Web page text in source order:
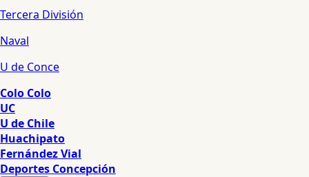
Tercera División
Naval
U de Conce
Colo Colo
UC
U de Chile
Huachipato
Fernández Vial
Deportes Concepción